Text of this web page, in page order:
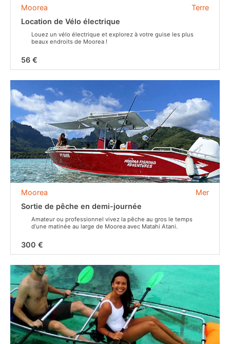
Terre
Moorea
Location de Vélo électrique
Louez un vélo électrique et explorez à votre guise les plus
beaux endroits de Moorea !
56 €
Mer
Moorea
Sortie de pêche en demi-journée
Amateur ou professionnel vivez la pêche au gros le temps
d’une matinée au large de Moorea avec Matahi Atani.
300 €